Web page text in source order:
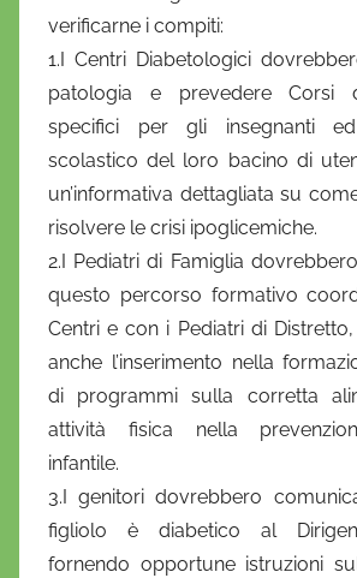
verificarne i compiti:
1.I Centri Diabetologici
patologia e prevedere Corsi
specifici per gli insegnanti
scolastico del loro bacino di
un’informativa dettagliata su
risolvere le crisi ipoglicemiche.
2.I Pediatri di Famiglia
questo percorso formativo
Centri e con i Pediatri di
anche l’inserimento nella
di programmi sulla corretta
attività fisica nella
infantile.
3.I genitori dovrebbero
figliolo è diabetico al
fornendo opportune istruzioni